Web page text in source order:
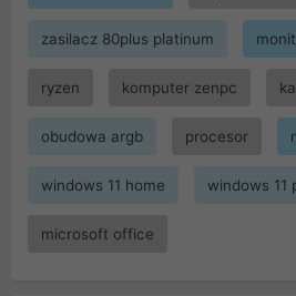
zasilacz 80plus platinum
ryzen komputer zenpc
obudowa argb procesor
windows 11 home windows 11
microsoft office